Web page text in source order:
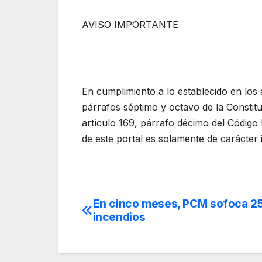
AVISO IMPORTANTE
En cumplimiento a lo establecido en
párrafos séptimo y octavo de la
artículo 169, párrafo décimo del
de este portal es solamente de carácter
Navegación
entradas
En cinco meses, PCM sofoca
incendios